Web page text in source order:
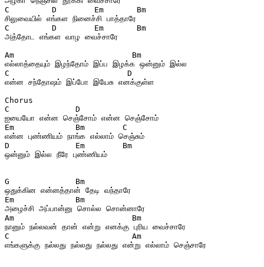
C         D        Em       Bm
சிலுவையில் எங்கள நினைச்சி பாத்தாரே
C         D        Em       Bm
அத்தோட எங்கள வாழ வைச்சாரே
Am                         Bm
எல்லாத்தையும் இழந்தோம் இப்ப இழக்க ஒன்னும் இல்ல
C                         D
என்ன சந்தோஷம் இப்போ இயேசு எனக்குள்ள
Chorus
C              D
ஐயையோ என்ன செஞ்சோம் என்ன செஞ்சோம்
Em             Bm        C
என்ன புண்ணியம் நாங்க எல்லாம் செஞ்சும்
D              Em        Bm
ஒன்னும் இல்ல நீரே புண்ணியம்
G              Bm
ஒதுக்கின என்னத்தான் தேடி வந்தாரே
Em             Bm
அழைச்சி அப்பான்னு சொல்ல சொன்னாரே
Am                         Bm
நானும் நல்லவன் தான் என்று எனக்கு புரிய வைச்சாரே
C                          Am
எங்களுக்கு நல்லது நல்லது நல்லது என்று எல்லாம் செஞ்சாரே